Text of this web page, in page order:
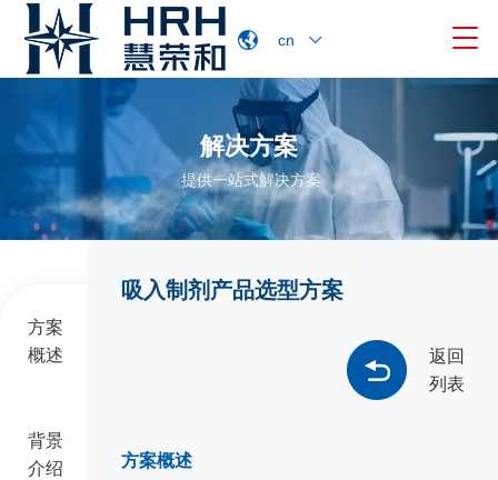
cn 
解决方案
提供一站式解决方案
方案
概述
背景
介绍
吸入制剂产品选型方案
返回
列表
方案概述